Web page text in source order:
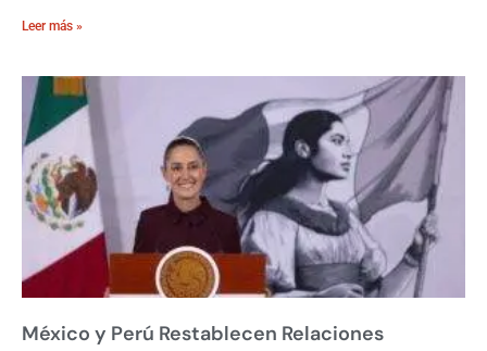
Leer más »
México y Perú Restablecen Relaciones